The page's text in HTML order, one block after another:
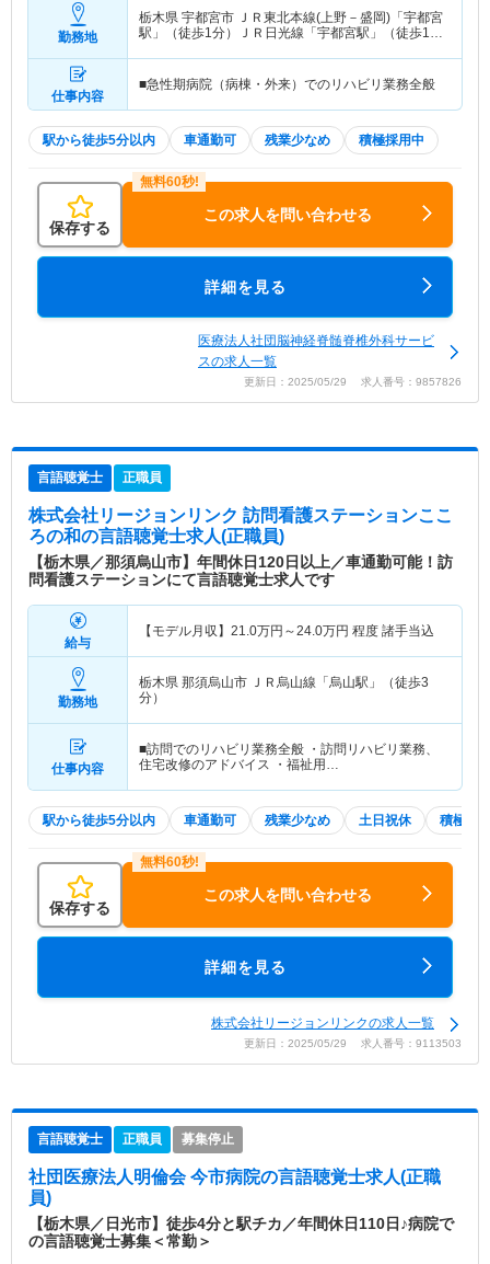
勤務地
栃木県 宇都宮市 ＪＲ東北本線(上野－盛岡)「宇都宮
駅」（徒歩1分）ＪＲ日光線「宇都宮駅」（徒歩1
仕事内容
■急性期病院（病棟・外来）でのリハビリ業務全般
駅から徒歩5分以内 車通勤可 残業少なめ 積極採用中
保存する
この求人を問い合わせる
詳細を見る
医療法人社団脳神経脊髄脊椎外科サービ
スの求人一覧
更新日：2025/05/29 求人番号：9857826
言語聴覚士 正職員
株式会社リージョンリンク 訪問看護ステーションここ
ろの和の言語聴覚士求人(正職員)
【栃木県／那須烏山市】年間休日120日以上／車通勤可能！訪
問看護ステーションにて言語聴覚士求人です
給与
【モデル月収】 21.0万円～24.0万円 程度 諸手当込
勤務地
栃木県 那須烏山市 ＪＲ烏山線「烏山駅」（徒歩3
分）
仕事内容
■訪問でのリハビリ業務全般 ・訪問リハビリ業務、
住宅改修のアドバイス ・福祉用…
駅から徒歩5分以内 車通勤可 残業少なめ 土日祝休 積極採
保存する
この求人を問い合わせる
詳細を見る
株式会社リージョンリンクの求人一覧
更新日：2025/05/29 求人番号：9113503
言語聴覚士 正職員 募集停止
社団医療法人明倫会 今市病院の言語聴覚士求人(正職
員)
【栃木県／日光市】徒歩4分と駅チカ／年間休日110日♪病院で
の言語聴覚士募集＜常勤＞